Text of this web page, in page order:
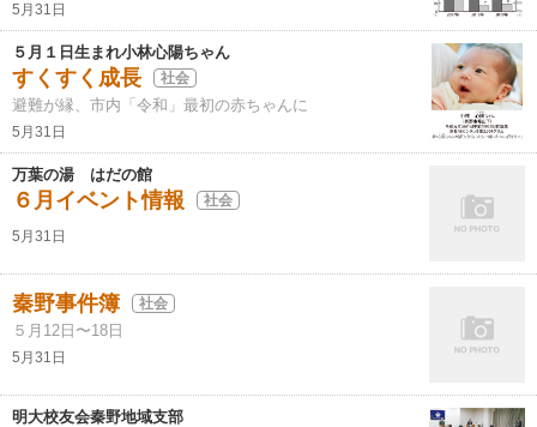
5月31日
５月１日生まれ小林心陽ちゃん
すくすく成長 社会
避難が縁、市内「令和」最初の赤ちゃんに
5月31日
万葉の湯 はだの館
６月イベント情報 社会
5月31日
秦野事件簿 社会
５月12日〜18日
5月31日
明大校友会秦野地域支部